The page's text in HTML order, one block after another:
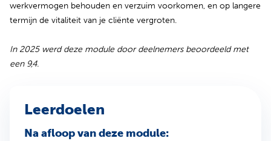
werkvermogen behouden en verzuim voorkomen, en op langere
termijn de vitaliteit van je cliënte vergroten.
In 2025 werd deze module door deelnemers beoordeeld met
een 9,4.
Leerdoelen
Na afloop van deze module: